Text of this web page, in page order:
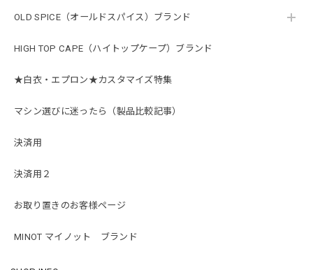
OLD SPICE（オールドスパイス）ブランド
HIGH TOP CAPE（ハイトップケープ）ブランド
★白衣・エプロン★カスタマイズ特集
マシン選びに迷ったら（製品比較記事）
決済用
決済用２
お取り置きのお客様ページ
MINOT マイノット ブランド